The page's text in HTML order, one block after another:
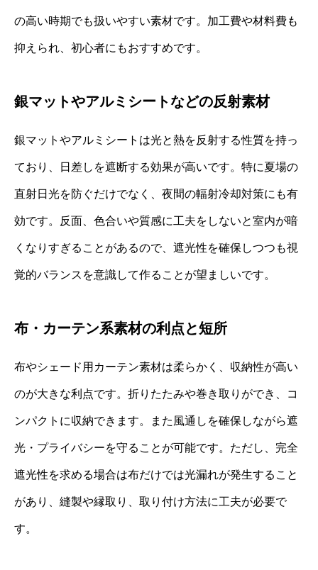
の高い時期でも扱いやすい素材です。加工費や材料費も
抑えられ、初心者にもおすすめです。
銀マットやアルミシートなどの反射素材
銀マットやアルミシートは光と熱を反射する性質を持っ
ており、日差しを遮断する効果が高いです。特に夏場の
直射日光を防ぐだけでなく、夜間の輻射冷却対策にも有
効です。反面、色合いや質感に工夫をしないと室内が暗
くなりすぎることがあるので、遮光性を確保しつつも視
覚的バランスを意識して作ることが望ましいです。
布・カーテン系素材の利点と短所
布やシェード用カーテン素材は柔らかく、収納性が高い
のが大きな利点です。折りたたみや巻き取りができ、コ
ンパクトに収納できます。また風通しを確保しながら遮
光・プライバシーを守ることが可能です。ただし、完全
遮光性を求める場合は布だけでは光漏れが発生すること
があり、縫製や縁取り、取り付け方法に工夫が必要で
す。